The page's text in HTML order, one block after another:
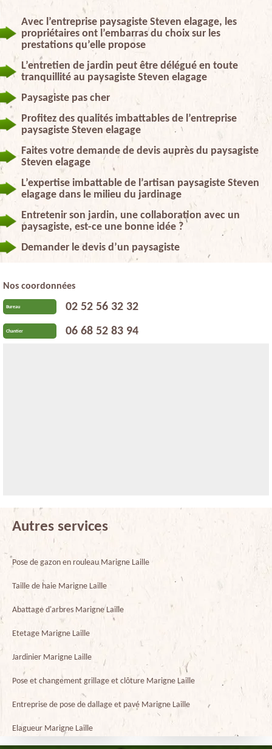
Avec l’entreprise paysagiste Steven elagage, les
propriétaires ont l’embarras du choix sur les
prestations qu’elle propose
L’entretien de jardin peut être délégué en toute
tranquillité au paysagiste Steven elagage
Paysagiste pas cher
Profitez des qualités imbattables de l’entreprise
paysagiste Steven elagage
Faites votre demande de devis auprès du paysagiste
Steven elagage
L’expertise imbattable de l’artisan paysagiste Steven
elagage dans le milieu du jardinage
Entretenir son jardin, une collaboration avec un
paysagiste, est-ce une bonne idée ?
Demander le devis d’un paysagiste
Nos coordonnées
Bureau 02 52 56 32 32
Chantier 06 68 52 83 94
Autres services
Pose de gazon en rouleau Marigne Laille
Taille de haie Marigne Laille
Abattage d'arbres Marigne Laille
Etetage Marigne Laille
Jardinier Marigne Laille
Pose et changement grillage et clôture Marigne Laille
Entreprise de pose de dallage et pavé Marigne Laille
Elagueur Marigne Laille